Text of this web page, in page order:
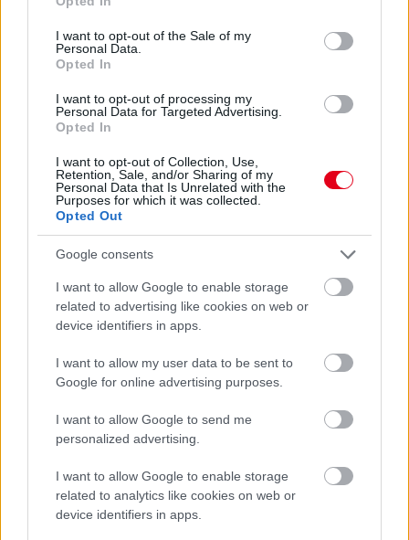
use your data for below specified purposes in below Google
consent section.
I want to opt-out of the Sale of my
Personal Data.
Opted In
I want to opt-out of processing my
Personal Data for Targeted Advertising.
Opted In
I want to opt-out of Collection, Use,
Retention, Sale, and/or Sharing of my
Personal Data that Is Unrelated with the
Purposes for which it was collected.
Opted Out
Google consents
I want to allow Google to enable storage
related to advertising like cookies on web or
device identifiers in apps.
I want to allow my user data to be sent to
Google for online advertising purposes.
I want to allow Google to send me
personalized advertising.
I want to allow Google to enable storage
related to analytics like cookies on web or
device identifiers in apps.
Kemény kritikát fogalmazott meg Ralf Schumacher a Honda
kapcsán: szerinte a japán gyártó gyengeségeit Max Verstappen
teljesítménye rejtette el – és az idősebb Strollnak is odaszúrt.
részletek
Hallgasd meg a Formula Podcast
legfrissebb adását!
Parc Fermé
18 perce